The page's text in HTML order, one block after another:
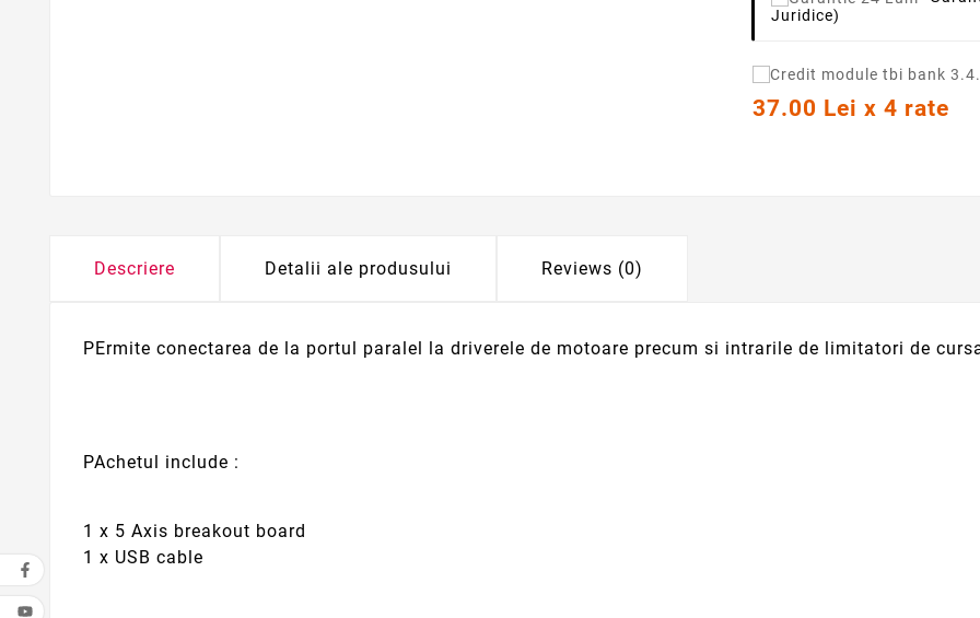
Juridice)
37.00 Lei x 4 rate
Descriere Detalii ale produsului Reviews (0)
PErmite conectarea de la portul paralel la driverele de motoare precum si intrarile de limitatori de
PAchetul include :
1 x 5 Axis breakout board
1 x USB cable